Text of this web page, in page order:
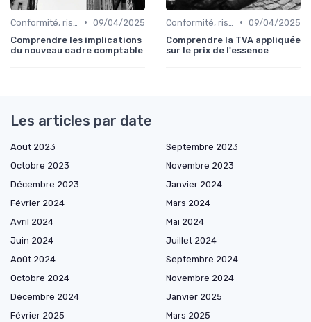
• 09/04/2025
Comprendre les implications
du nouveau cadre comptable
• 09/04/2025
Comprendre la TVA appliquée
sur le prix de l'essence
Les articles par date
Août 2023
Septembre 2023
Octobre 2023
Novembre 2023
Décembre 2023
Janvier 2024
Février 2024
Mars 2024
Avril 2024
Mai 2024
Juin 2024
Juillet 2024
Août 2024
Septembre 2024
Octobre 2024
Novembre 2024
Décembre 2024
Janvier 2025
Février 2025
Mars 2025